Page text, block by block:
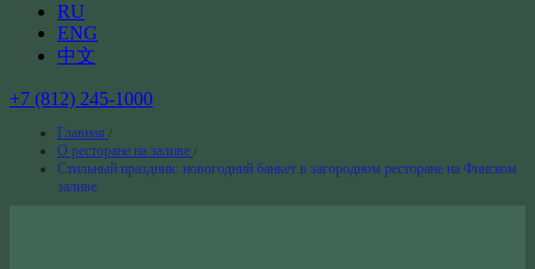
RU
ENG
中文
+7 (812) 245-1000
Главная
О ресторане на заливе
Стильный праздник: новогодний банкет в загородном ресторане на Финском
заливе